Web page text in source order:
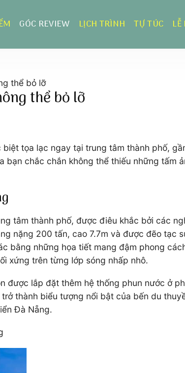
GÓC REVIEW LỊCH TRÌNH TỰ TÚC LỄ
thể bỏ lỡ
thể bỏ lỡ
tọa lạc ngay tại trung tâm thành phố,
chắc chắn không thể thiếu những tấm
tâm thành phố, được điêu khắc bởi các
nặng 200 tấn, cao 7.7m và được đẽo tạc
những họa tiết mang đậm phong
xứng trên từng lớp sóng nhấp nhô.
lắp đặt thêm hệ thống phun nước ở
thành biểu tượng nổi bật của bến du
Đà Nẵng.